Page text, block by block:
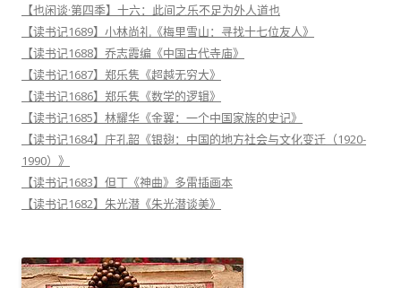
【也闲谈·第四季】十六：此间之乐不足为外人道也
【读书记1689】小林尚礼《梅里雪山：寻找十七位友人》
【读书记1688】乔志霞编《中国古代寺庙》
【读书记1687】郑乐隽《超越无穷大》
【读书记1686】郑乐隽《数学的逻辑》
【读书记1685】林耀华《金翼：一个中国家族的史记》
【读书记1684】庄孔韶《银翅：中国的地方社会与文化变迁（1920-
1990）》
【读书记1683】但丁《神曲》多雷插画本
【读书记1682】朱光潜《朱光潜谈美》